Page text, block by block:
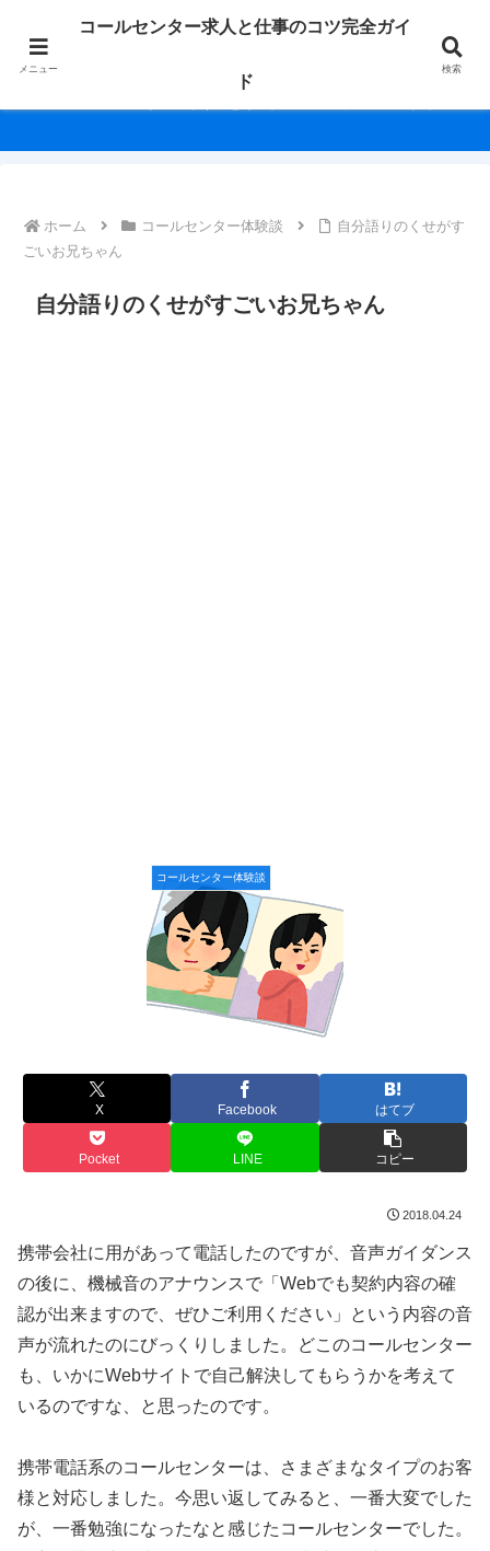
未経験からベテランまで、働く人の毎日を応援！求人情報や役立つノウハウを
ホーム コールセンター体験談
自分語りのくせがす
ごいお兄ちゃん
自分語りのくせがすごいお兄ちゃん
コールセンター体験談
X Facebook はてブ
Pocket LINE コピー
2018.04.24
携帯会社に用があって電話したのですが、音声ガイダンス
の後に、機械音のアナウンスで「Webでも契約内容の確
認が出来ますので、ぜひご利用ください」という内容の音
声が流れたのにびっくりしました。どこのコールセンター
も、いかにWebサイトで自己解決してもらうかを考えて
いるのですな、と思ったのです。
携帯電話系のコールセンターは、さまざまなタイプのお客
様と対応しました。今思い返してみると、一番大変でした
が、一番勉強になったなと感じたコールセンターでした。
メニュー
コールセンター求人と仕事のコツ完全ガイ
ド
検索